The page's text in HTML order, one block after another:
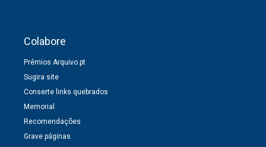
Colabore
Prémios Arquivo.pt
Sugira site
Conserte links quebrados
Memorial
Recomendações
Grave páginas